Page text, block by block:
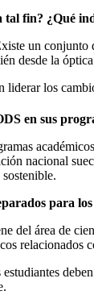
fin? ¿Qué
un
desde la
liderar los
en sus
nacional
para
del área de
relacionados